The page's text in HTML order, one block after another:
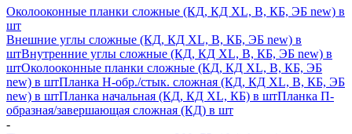
Околооконные планки сложные (КД, КД XL, В, КБ, ЭБ new) в
шт
Внешние углы сложные (КД, КД XL, В, КБ, ЭБ new) в
штВнутренние углы сложные (КД, КД XL, В, КБ, ЭБ new) в
штОколооконные планки сложные (КД, КД XL, В, КБ, ЭБ
new) в штПланка H-обр./стык. сложная (КД, КД XL, В, КБ, ЭБ
new) в штПланка начальная (КД, КД XL, КБ) в штПланка П-
образная/завершающая сложная (КД) в шт
-